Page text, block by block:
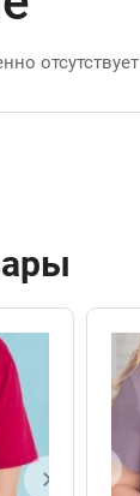
отсутствует